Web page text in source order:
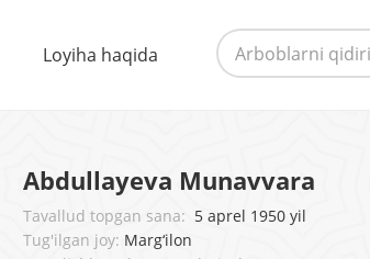
Loyiha haqida
Abdullayeva Munavvara
Tavallud topgan sana: 5 aprel 1950 yil
Tug'ilgan joy: Marg‘ilon